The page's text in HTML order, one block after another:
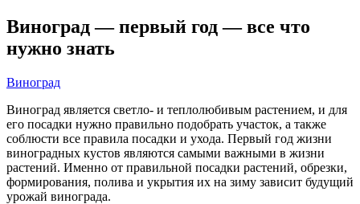
Виноград — первый год — все что
нужно знать
Виноград
Виноград является светло- и теплолюбивым растением, и для
его посадки нужно правильно подобрать участок, а также
соблюсти все правила посадки и ухода. Первый год жизни
виноградных кустов являются самыми важными в жизни
растений. Именно от правильной посадки растений, обрезки,
формирования, полива и укрытия их на зиму зависит будущий
урожай винограда.